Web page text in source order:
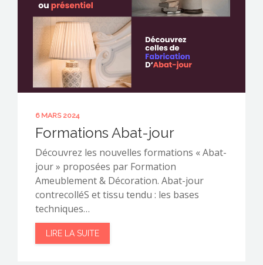
6 MARS 2024
Formations Abat-jour
Découvrez les nouvelles formations « Abat-
jour » proposées par Formation
Ameublement & Décoration. Abat-jour
contrecolléS et tissu tendu : les bases
techniques…
LIRE LA SUITE